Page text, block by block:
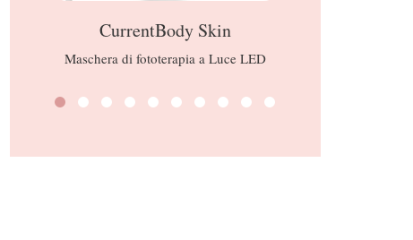
CurrentBody Skin
Maschera di fototerapia a Luce LED